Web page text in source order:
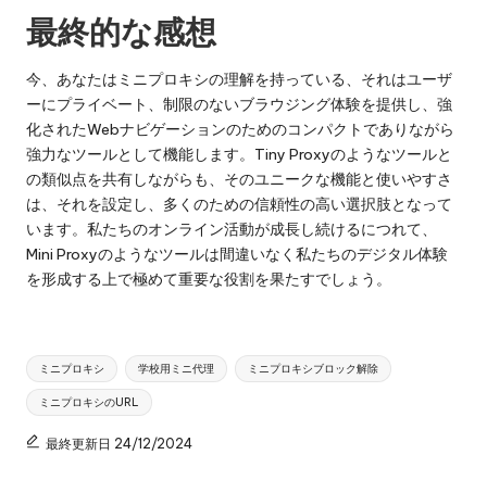
最終的な感想
今、あなたはミニプロキシの理解を持っている、それはユーザ
ーにプライベート、制限のないブラウジング体験を提供し、強
化されたWebナビゲーションのためのコンパクトでありながら
強力なツールとして機能します。Tiny Proxyのようなツールと
の類似点を共有しながらも、そのユニークな機能と使いやすさ
は、それを設定し、多くのための信頼性の高い選択肢となって
います。私たちのオンライン活動が成長し続けるにつれて、
Mini Proxyのようなツールは間違いなく私たちのデジタル体験
を形成する上で極めて重要な役割を果たすでしょう。
タ
グ
ミニプロキシ 学校用ミニ代理 ミニプロキシブロック解除
ミニプロキシのURL
最終更新日 24/12/2024